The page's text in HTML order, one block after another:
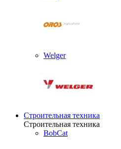
Welger
Строительная техника
Строительная техника
BobCat